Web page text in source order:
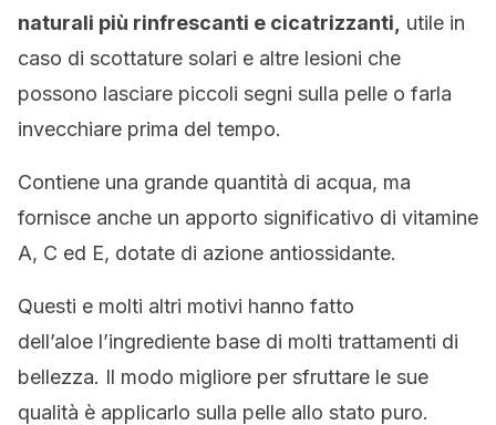
naturali più rinfrescanti e cicatrizzanti,
utile in
caso di scottature solari e altre lesioni che
possono lasciare piccoli segni sulla pelle o farla
invecchiare prima del tempo.
Contiene una grande quantità di acqua, ma
fornisce anche un apporto significativo di vitamine
A, C ed E, dotate di azione antiossidante.
Questi e molti altri motivi hanno fatto
dell’aloe l’ingrediente base di molti trattamenti di
bellezza. Il modo migliore per sfruttare le sue
qualità è applicarlo sulla pelle allo stato puro.